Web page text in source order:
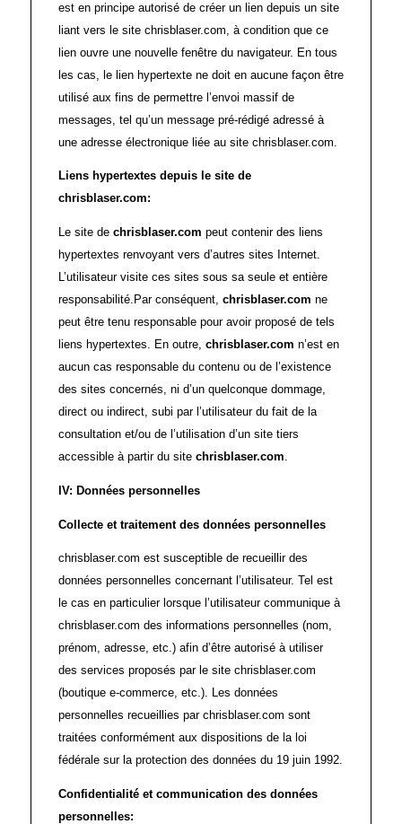
est en principe autorisé de créer un lien depuis un site
liant vers le site chrisblaser.com, à condition que ce
lien ouvre une nouvelle fenêtre du navigateur. En tous
les cas, le lien hypertexte ne doit en aucune façon être
utilisé aux fins de permettre l’envoi massif de
messages, tel qu’un message pré-rédigé adressé à
une adresse électronique liée au site chrisblaser.com.
Liens hypertextes depuis le site de
chrisblaser.com:
Le site de chrisblaser.com peut contenir des liens
hypertextes renvoyant vers d’autres sites Internet.
L’utilisateur visite ces sites sous sa seule et entière
responsabilité.Par conséquent, chrisblaser.com ne
peut être tenu responsable pour avoir proposé de tels
liens hypertextes. En outre, chrisblaser.com n’est en
aucun cas responsable du contenu ou de l’existence
des sites concernés, ni d’un quelconque dommage,
direct ou indirect, subi par l’utilisateur du fait de la
consultation et/ou de l’utilisation d’un site tiers
accessible à partir du site chrisblaser.com.
IV: Données personnelles
Collecte et traitement des données personnelles
chrisblaser.com est susceptible de recueillir des
données personnelles concernant l’utilisateur. Tel est
le cas en particulier lorsque l’utilisateur communique à
chrisblaser.com des informations personnelles (nom,
prénom, adresse, etc.) afin d’être autorisé à utiliser
des services proposés par le site chrisblaser.com
(boutique e-commerce, etc.). Les données
personnelles recueillies par chrisblaser.com sont
traitées conformément aux dispositions de la loi
fédérale sur la protection des données du 19 juin 1992.
Confidentialité et communication des données
personnelles: